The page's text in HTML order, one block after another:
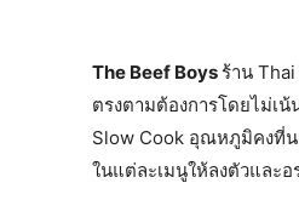
The Beef Boys ร้าน
ตรงตามต้องการโดยไม่เ
Slow Cook อุณหภูมิคงที่น
ในแต่ละเมนูให้ลงตัวและ